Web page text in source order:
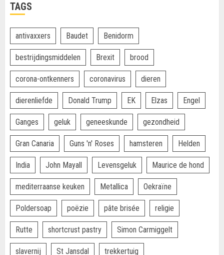
TAGS
antivaxxers Baudet Benidorm
bestrijdingsmiddelen Brexit brood
corona-ontkenners coronavirus dieren
dierenliefde Donald Trump EK Elzas Engel
Ganges geluk geneeskunde gezondheid
Gran Canaria Guns 'n' Roses hamsteren Helden
India John Mayall Levensgeluk Maurice de hond
mediterraanse keuken Metallica Oekraïne
Poldersoap poëzie pâte brisée religie
Rutte shortcrust pastry Simon Carmiggelt
slavernij St Jansdal trekkertuig